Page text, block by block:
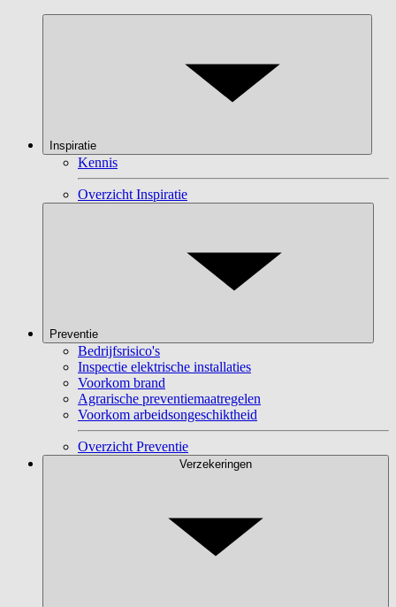
Inspiratie
Kennis
Overzicht Inspiratie
Preventie
Bedrijfsrisico's
Inspectie elektrische installaties
Voorkom brand
Agrarische preventiemaatregelen
Voorkom arbeidsongeschiktheid
Overzicht Preventie
Verzekeringen